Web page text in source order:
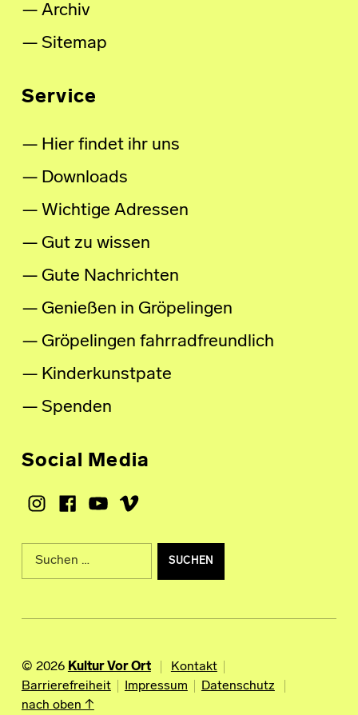
Archiv
Sitemap
Service
Hier findet ihr uns
Downloads
Wichtige Adressen
Gut zu wissen
Gute Nachrichten
Genießen in Gröpelingen
Gröpelingen fahrradfreundlich
Kinderkunstpate
Spenden
Social Media
Instagram
Facebook
Youtube
Vimeo
Suche nach:
© 2026 Kultur Vor Ort
Kontakt
Barrierefreiheit
Impressum
Datenschutz
nach oben ↑